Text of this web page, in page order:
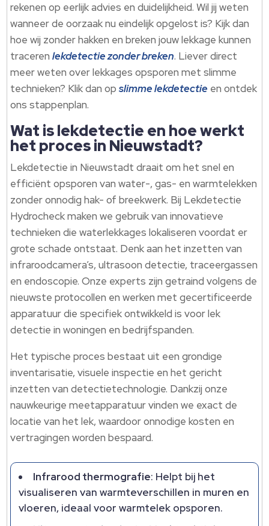
rekenen op eerlijk advies en duidelijkheid. Wil jij weten
wanneer de oorzaak nu eindelijk opgelost is? Kijk dan
hoe wij zonder hakken en breken jouw lekkage kunnen
tracerenlekdetectie zonder breken. Liever direct
meer weten over lekkages opsporen met slimme
technieken? Klik dan opslimme lekdetectie en ontdek
ons stappenplan.
Wat is lekdetectie en hoe werkt
het proces in Nieuwstadt?
Lekdetectie in Nieuwstadt draait om het snel en
efficiënt opsporen van water-, gas- en warmtelekken
zonder onnodig hak- of breekwerk. Bij Lekdetectie
Hydrocheck maken we gebruik van innovatieve
technieken die waterlekkages lokaliseren voordat er
grote schade ontstaat. Denk aan het inzetten van
infraroodcamera’s, ultrasoon detectie, traceergassen
en endoscopie. Onze experts zijn getraind volgens de
nieuwste protocollen en werken met gecertificeerde
apparatuur die specifiek ontwikkeld is voor lek
detectie in woningen en bedrijfspanden.
Het typische proces bestaat uit een grondige
inventarisatie, visuele inspectie en het gericht
inzetten van detectietechnologie. Dankzij onze
nauwkeurige meetapparatuur vinden we exact de
locatie van het lek, waardoor onnodige kosten en
vertragingen worden bespaard.
Infrarood thermografie: Helpt bij het
visualiseren van warmteverschillen in muren en
vloeren, ideaal voor warmtelek opsporen.